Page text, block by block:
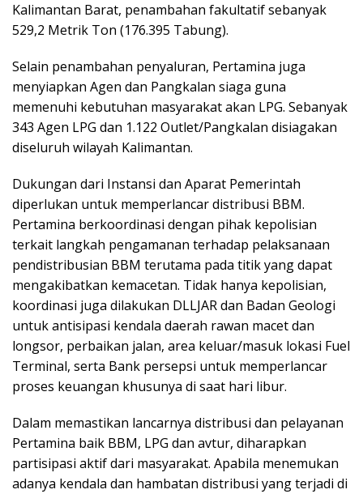
Kalimantan Barat, penambahan fakultatif sebanyak
529,2 Metrik Ton (176.395 Tabung).
Selain penambahan penyaluran, Pertamina juga
menyiapkan Agen dan Pangkalan siaga guna
memenuhi kebutuhan masyarakat akan LPG. Sebanyak
343 Agen LPG dan 1.122 Outlet/Pangkalan disiagakan
diseluruh wilayah Kalimantan.
Dukungan dari Instansi dan Aparat Pemerintah
diperlukan untuk memperlancar distribusi BBM.
Pertamina berkoordinasi dengan pihak kepolisian
terkait langkah pengamanan terhadap pelaksanaan
pendistribusian BBM terutama pada titik yang dapat
mengakibatkan kemacetan. Tidak hanya kepolisian,
koordinasi juga dilakukan DLLJAR dan Badan Geologi
untuk antisipasi kendala daerah rawan macet dan
longsor, perbaikan jalan, area keluar/masuk lokasi Fuel
Terminal, serta Bank persepsi untuk memperlancar
proses keuangan khusunya di saat hari libur.
Dalam memastikan lancarnya distribusi dan pelayanan
Pertamina baik BBM, LPG dan avtur, diharapkan
partisipasi aktif dari masyarakat. Apabila menemukan
adanya kendala dan hambatan distribusi yang terjadi di